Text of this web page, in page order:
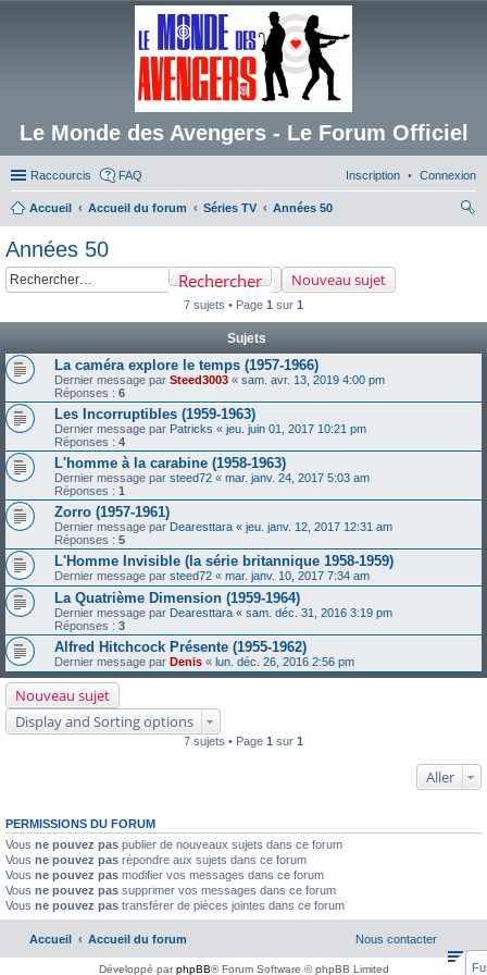
Le Monde des Avengers - Le Forum Officiel
Raccourcis FAQ Connexion
Inscription
Accueil Accueil du forum Séries TV
Années 50
Années 50
Nouveau sujet
Rechercher
7 sujets • Page 1 sur 1
Sujets
La caméra explore le temps (1957-1966)
Dernier message par Steed3003 « sam. avr. 13, 2019 4:00 pm
Réponses : 6
Les Incorruptibles (1959-1963)
Dernier message par Patricks « jeu. juin 01, 2017 10:21 pm
Réponses : 4
L'homme à la carabine (1958-1963)
Dernier message par steed72 « mar. janv. 24, 2017 5:03 am
Réponses : 1
Zorro (1957-1961)
Dernier message par Dearesttara « jeu. janv. 12, 2017 12:31 am
Réponses : 5
L'Homme Invisible (la série britannique 1958-1959)
Dernier message par steed72 « mar. janv. 10, 2017 7:34 am
La Quatrième Dimension (1959-1964)
Dernier message par Dearesttara « sam. déc. 31, 2016 3:19 pm
Réponses : 3
Alfred Hitchcock Présente (1955-1962)
Dernier message par Denis « lun. déc. 26, 2016 2:56 pm
Nouveau sujet
Display and Sorting options
7 sujets • Page 1 sur 1
Aller
PERMISSIONS DU FORUM
Vous ne pouvez pas publier de nouveaux sujets dans ce forum
Vous ne pouvez pas répondre aux sujets dans ce forum
Vous ne pouvez pas modifier vos messages dans ce forum
Vous ne pouvez pas supprimer vos messages dans ce forum
Vous ne pouvez pas transférer de pièces jointes dans ce forum
Accueil Accueil du forum Nous contacter
Développé parphpBB® Forum Software © phpBB Limited